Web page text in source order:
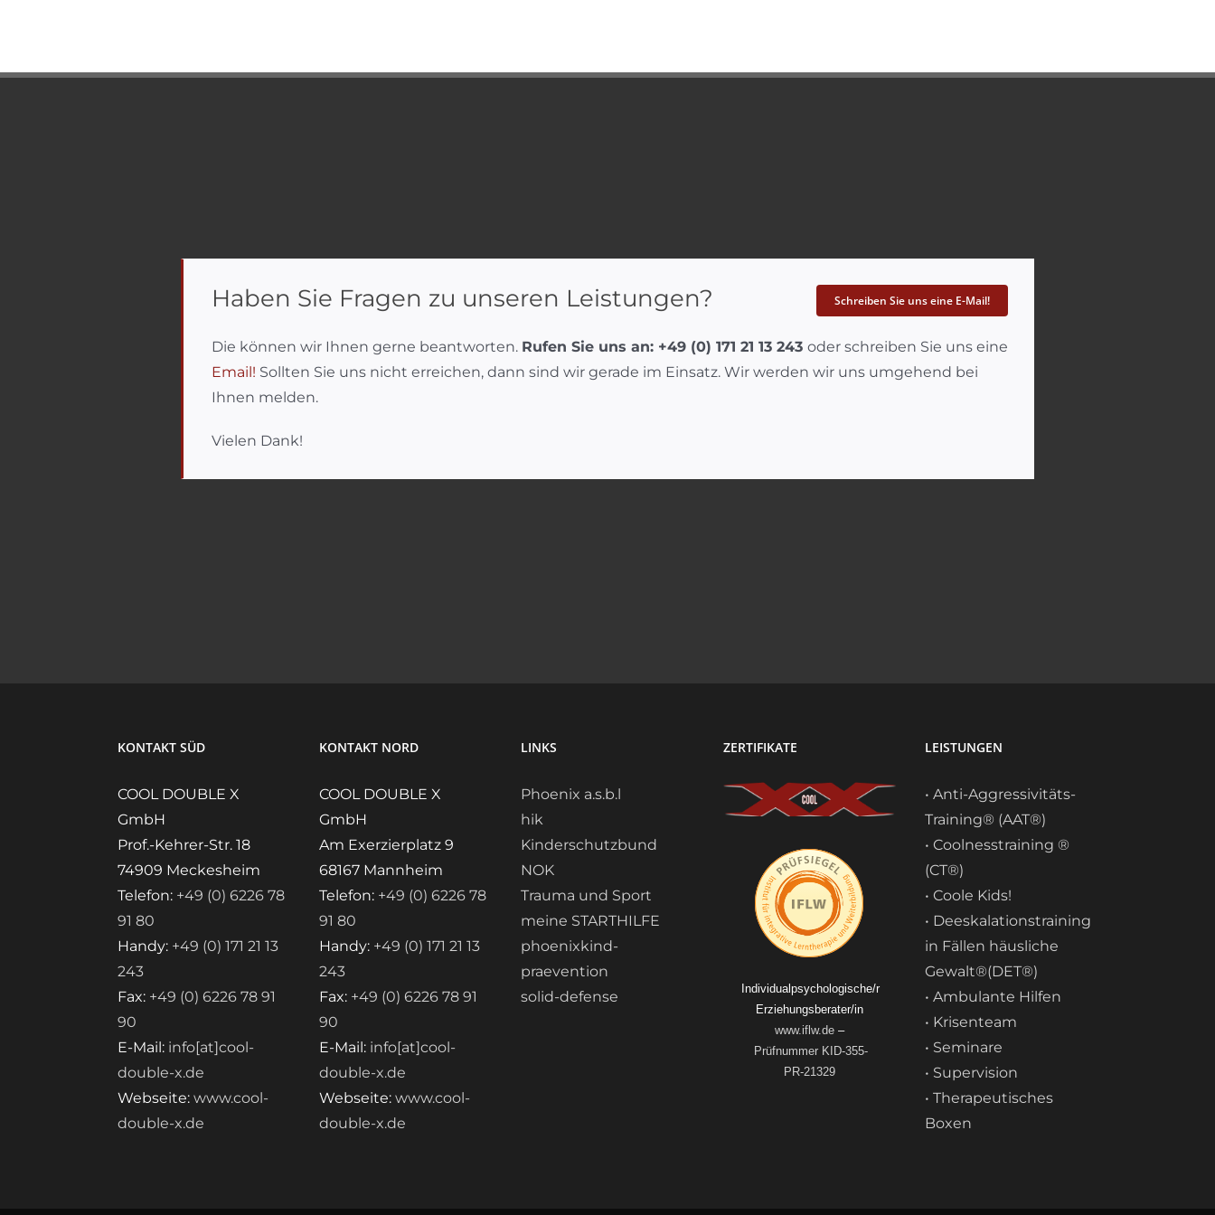
Schreiben Sie uns eine E-Mail!
Haben Sie Fragen zu unseren Leistungen?
Die können wir Ihnen gerne beantworten. Rufen Sie uns an: +49 (0) 171 21 13 243 oder schreiben Sie uns eine
Email! Sollten Sie uns nicht erreichen, dann sind wir gerade im Einsatz. Wir werden wir uns umgehend bei
Ihnen melden.
Vielen Dank!
KONTAKT SÜD
COOL DOUBLE X
GmbH
Prof.-Kehrer-Str. 18
74909 Meckesheim
Telefon: +49 (0) 6226 78
91 80
Handy: +49 (0) 171 21 13
243
Fax: +49 (0) 6226 78 91
90
E-Mail: info[at]cool-
double-x.de
Webseite: www.cool-
double-x.de
KONTAKT NORD
COOL DOUBLE X
GmbH
Am Exerzierplatz 9
68167 Mannheim
Telefon: +49 (0) 6226 78
91 80
Handy: +49 (0) 171 21 13
243
Fax: +49 (0) 6226 78 91
90
E-Mail: info[at]cool-
double-x.de
Webseite:www.cool-
double-x.de
LINKS
Phoenix a.s.b.l
hik
Kinderschutzbund
NOK
Trauma und Sport
meine STARTHILFE
phoenixkind-
praevention
solid-defense
ZERTIFIKATE
Individualpsychologische/r
Erziehungsberater/in
www.iflw.de–
Prüfnummer KID-355-
PR-21329
LEISTUNGEN
• Anti-Aggressivitäts-
Training® (AAT®)
• Coolnesstraining ®
(CT®)
• Coole Kids!
• Deeskalationstraining
in Fällen häusliche
Gewalt®(DET®)
• Ambulante Hilfen
• Krisenteam
• Seminare
• Supervision
• Therapeutisches
Boxen